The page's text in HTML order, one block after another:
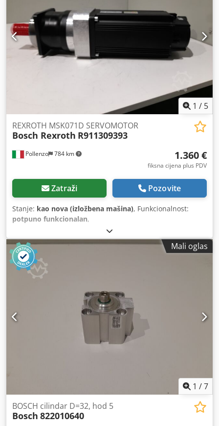
1 / 5
Pollenzo 784 km
REXROTH MSK071D SERVOMOTOR
Bosch Rexroth R911309393
1.360 €
fiksna cijena plus PDV
Zatraži Pozovite
Stanje: kao nova (izložbena mašina), Funkcionalnost:
potpuno funkcionalan,
Mali oglas
1 /7
BOSCH cilindar D=32, hod 5
Bosch 822010640